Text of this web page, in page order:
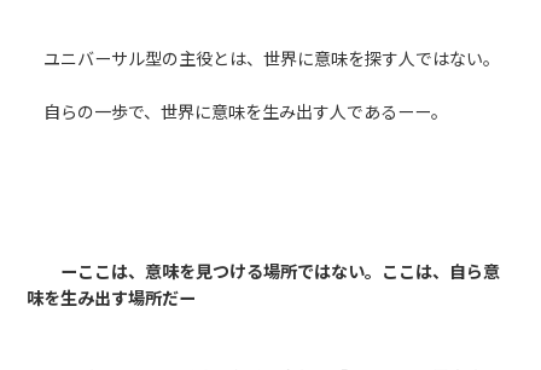
ユニバーサル型の主役とは、世界に意味を探す人ではない。
自らの一歩で、世界に意味を生み出す人であるーー。
ーここは、意味を見つける場所ではない。ここは、自ら意
味を生み出す場所だー